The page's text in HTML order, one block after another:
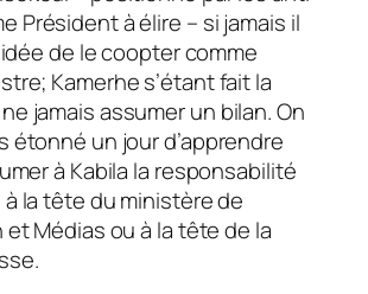
Président à élire – si jamais il
de le coopter comme
Kamerhe s’étant fait la
jamais assumer un bilan. On
étonné un jour d’apprendre
à Kabila la responsabilité
la tête du ministère de
et Médias ou à la tête de la